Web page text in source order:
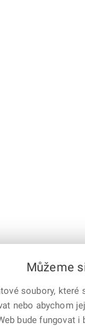
Můžeme
soubory,
nebo abychom
bude fungovat